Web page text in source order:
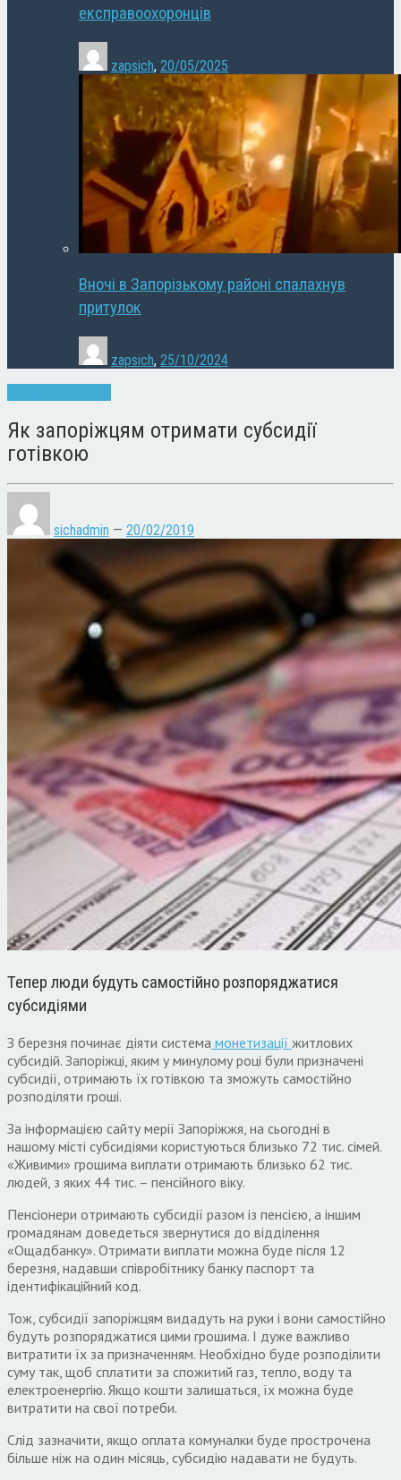
експравоохоронців
zapsich, 20/05/2025
Вночі в Запорізькому районі спалахнув
притулок
zapsich, 25/10/2024
Як запоріжцям отримати субсидії
готівкою
sichadmin — 20/02/2019
Тепер люди будуть самостійно розпоряджатися
субсидіями
З березня починає діяти система монетизації житлових
субсидій. Запоріжці, яким у минулому році були призначені
субсидії, отримають їх готівкою та зможуть самостійно
розподіляти гроші.
За інформацією сайту мерії Запоріжжя, на сьогодні в
нашому місті субсидіями користуються близько 72 тис. сімей.
«Живими» грошима виплати отримають близько 62 тис.
людей, з яких 44 тис. – пенсійного віку.
Пенсіонери отримають субсидії разом із пенсією, а іншим
громадянам доведеться звернутися до відділення
«Ощадбанку». Отримати виплати можна буде після 12
березня, надавши співробітнику банку паспорт та
ідентифікаційний код.
Тож, субсидії запоріжцям видадуть на руки і вони самостійно
будуть розпоряджатися цими грошима. І дуже важливо
витратити їх за призначенням. Необхідно буде розподілити
суму так, щоб сплатити за спожитий газ, тепло, воду та
електроенергію. Якщо кошти залишаться, їх можна буде
витратити на свої потреби.
Слід зазначити, якщо оплата комуналки буде прострочена
більше ніж на один місяць, субсидію надавати не будуть.